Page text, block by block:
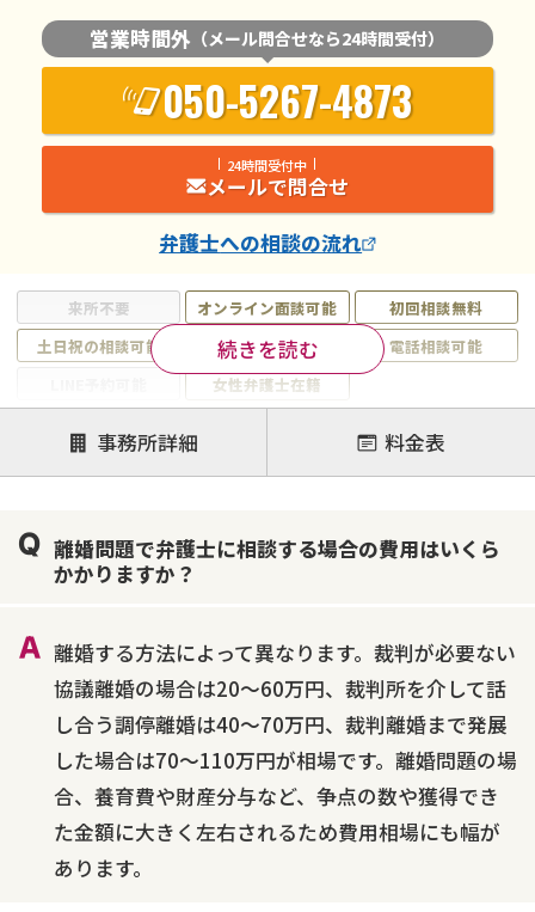
来所不要 オンライン面談可能
初回相談無料
土日祝の相談可能
19時以降電話可能
電話相談可能
女性弁護士在籍
注力案件
離婚前相談
離婚調停
離婚裁判
不貞・不倫慰謝料請求
国際離婚
養育費問題
財産分与
続きを読む
営業時間外 （メール問合せなら24時間受付）
050-5267-4873
24時間受付中
メールで問合せ
弁護士への相談の流れ
事務所詳細 料金表
離婚問題で弁護士に相談する場合の費用はいくら
かかりますか？
離婚する方法によって異なります。裁判が必要ない
協議離婚の場合は20～60万円、裁判所を介して話
し合う調停離婚は40～70万円、裁判離婚まで発展
した場合は70～110万円が相場です。離婚問題の場
合、養育費や財産分与など、争点の数や獲得でき
た金額に大きく左右されるため費用相場にも幅が
あります。